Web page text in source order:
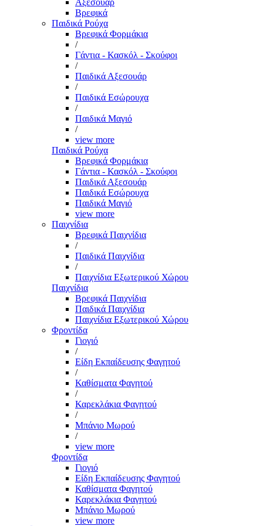
Αξεσουάρ
Βρεφικά
Παιδικά Ρούχα
Βρεφικά Φορμάκια
/
Γάντια - Κασκόλ - Σκούφοι
/
Παιδικά Αξεσουάρ
/
Παιδικά Εσώρουχα
/
Παιδικά Μαγιό
/
view more
Παιδικά Ρούχα
Βρεφικά Φορμάκια
Γάντια - Κασκόλ - Σκούφοι
Παιδικά Αξεσουάρ
Παιδικά Εσώρουχα
Παιδικά Μαγιό
view more
Παιχνίδια
Βρεφικά Παιχνίδια
/
Παιδικά Παιχνίδια
/
Παιχνίδια Εξωτερικού Χώρου
Παιχνίδια
Βρεφικά Παιχνίδια
Παιδικά Παιχνίδια
Παιχνίδια Εξωτερικού Χώρου
Φροντίδα
Γιογιό
/
Είδη Εκπαίδευσης Φαγητού
/
Καθίσματα Φαγητού
/
Καρεκλάκια Φαγητού
/
Μπάνιο Μωρού
/
view more
Φροντίδα
Γιογιό
Είδη Εκπαίδευσης Φαγητού
Καθίσματα Φαγητού
Καρεκλάκια Φαγητού
Μπάνιο Μωρού
view more